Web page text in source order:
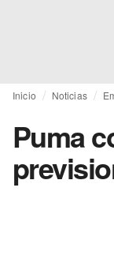
Inicio Noticias
Puma